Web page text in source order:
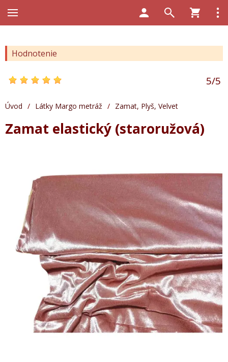
Hodnotenie
5/5
Úvod / Látky Margo metráž / Zamat, Plyš, Velvet
Zamat elastický (staroružová)